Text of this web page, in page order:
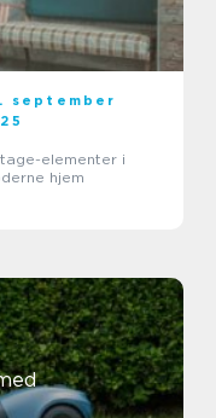
september
elementer i
hjem